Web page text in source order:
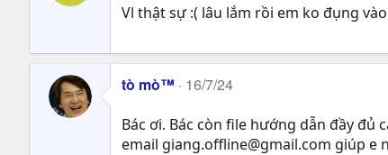
Vl thật sự :( lâu lắm rồi em ko đụng
tò mò™ 16/7/24
Bác ơi. Bác còn file hướng dẫn đầy đủ
email giang.offline@gmail.com giúp e